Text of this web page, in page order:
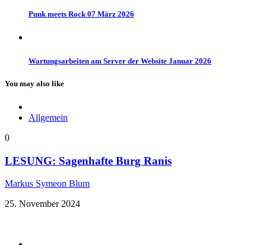
Punk meets Rock 07 März 2026
Wartungsarbeiten am Server der Website Januar 2026
You may also like
Allgemein
0
LESUNG: Sagenhafte Burg Ranis
Markus Symeon Blum
25. November 2024